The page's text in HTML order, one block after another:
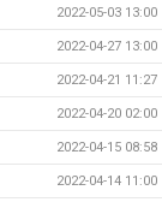
2022-05-03 13:00
2022-04-27 13:00
2022-04-21 11:27
2022-04-20 02:00
2022-04-15 08:58
2022-04-14 11:00